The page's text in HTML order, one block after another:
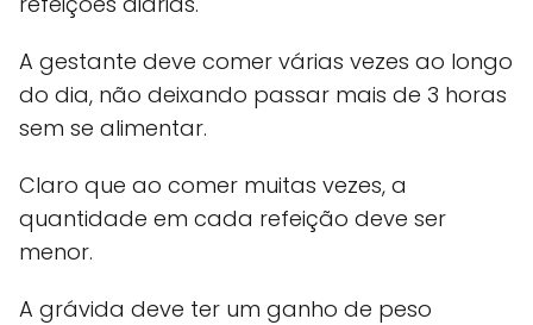
A gestante deve comer várias vezes ao longo
do dia, não deixando passar mais de 3 horas
sem se alimentar.
Claro que ao comer muitas vezes, a
quantidade em cada refeição deve ser
menor.
A grávida deve ter um ganho de peso